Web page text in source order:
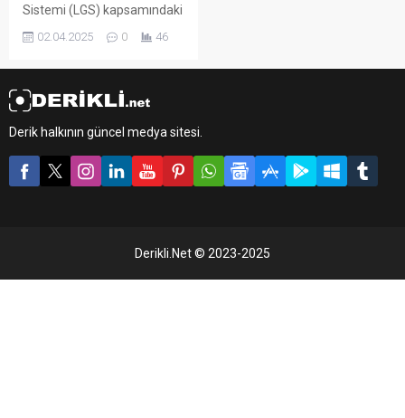
Sistemi (LGS) kapsamındaki
bugünden itibaren 16
02.04.2025 0 46
Derik halkının güncel medya sitesi.
Derikli.Net © 2023-2025